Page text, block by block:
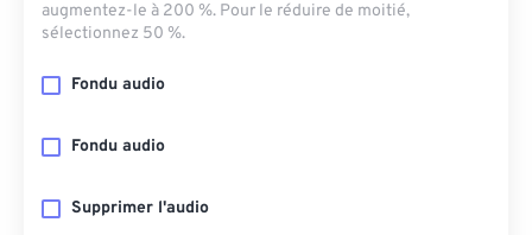
augmentez-le à 200 %. Pour le réduire de moitié,
sélectionnez 50 %.
Fondu audio
Fondu audio
Supprimer l'audio